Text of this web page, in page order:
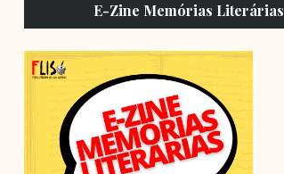
E-Zine Memórias Literárias